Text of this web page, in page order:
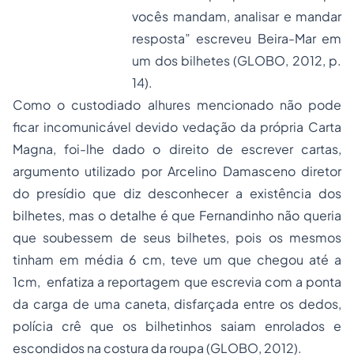
vocês mandam, analisar e mandar
resposta” escreveu Beira-Mar em
um dos bilhetes (GLOBO, 2012, p.
14).
Como o custodiado alhures mencionado não pode
ficar incomunicável devido vedação da própria Carta
Magna, foi-lhe dado o direito de escrever cartas,
argumento utilizado por Arcelino Damasceno diretor
do presídio que diz desconhecer a existência dos
bilhetes, mas o detalhe é que Fernandinho não queria
que soubessem de seus bilhetes, pois os mesmos
tinham em média 6 cm, teve um que chegou até a
1cm, enfatiza a reportagem que escrevia com a ponta
da carga de uma caneta, disfarçada entre os dedos,
polícia crê que os bilhetinhos saiam enrolados e
escondidos na costura da roupa (GLOBO, 2012).